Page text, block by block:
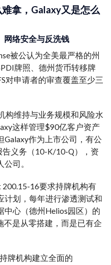
拿，Galaxy又是怎么
网络安全与反洗钱
被公认为全美最严格的州
牌照、德州货币转移牌
对申请者的审查覆盖至少三
构维持与业务规模和风险水
这样管理$90亿客户资产
Galaxy作为上市公司，有公
告义务（10-K/10-Q），资
司。
200.15-16要求持牌机构有
计划，每年进行渗透测试和
中心（德州Helios园区）的
不是从零搭建，而是已有企
牌机构建立全面的